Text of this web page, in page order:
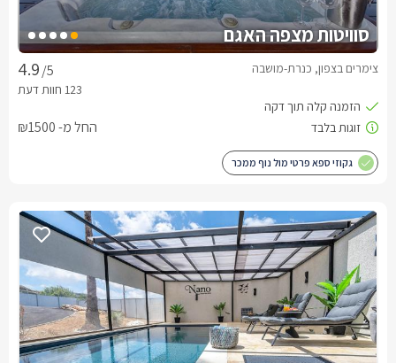
סוויטות מצפה האגם
/5 צימרים בצפון, כנרת-מושבה
החל מ- ₪1500
גקוזי ספא פרטי מול נוף ממכר